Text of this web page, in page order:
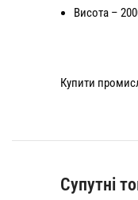
Висота –
Купити
Супутні